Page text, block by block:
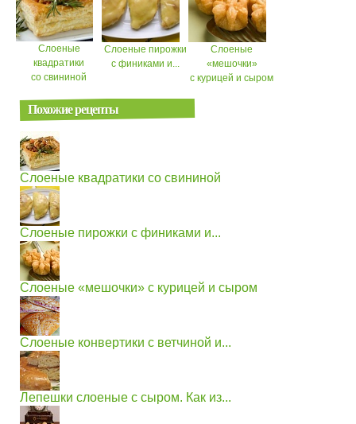
Слоеные
квадратики
со свининой
Слоеные пирожки
с финиками и...
Слоеные
«мешочки»
с курицей и сыром
Похожие рецепты
Слоеные квадратики со свининой
Слоеные пирожки с финиками и...
Слоеные «мешочки» с курицей и сыром
Слоеные конвертики с ветчиной и...
Лепешки слоеные с сыром. Как из...